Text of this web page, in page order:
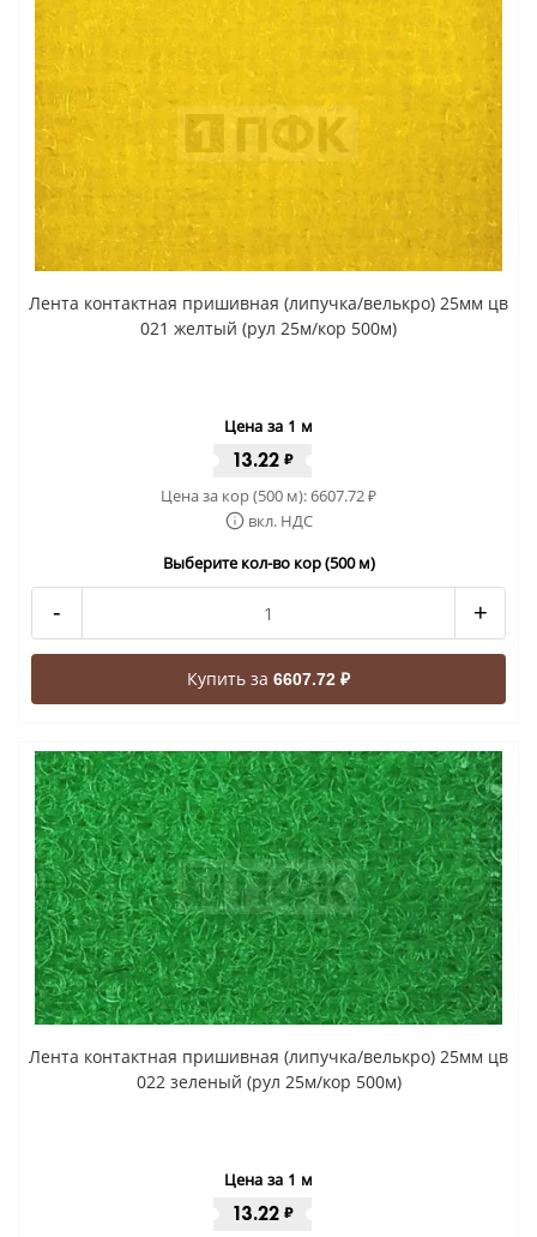
Лента контактная пришивная (липучка/велькро) 25мм цв
021 желтый (рул 25м/кор 500м)
Цена за 1 м
13.22 ₽
Цена за кор (500 м):6607.72₽
вкл. НДС
Выберите кол-во кор (500 м)
- +
Купить за 6607.72 ₽
Лента контактная пришивная (липучка/велькро) 25мм цв
022 зеленый (рул 25м/кор 500м)
Цена за 1 м
13.22 ₽